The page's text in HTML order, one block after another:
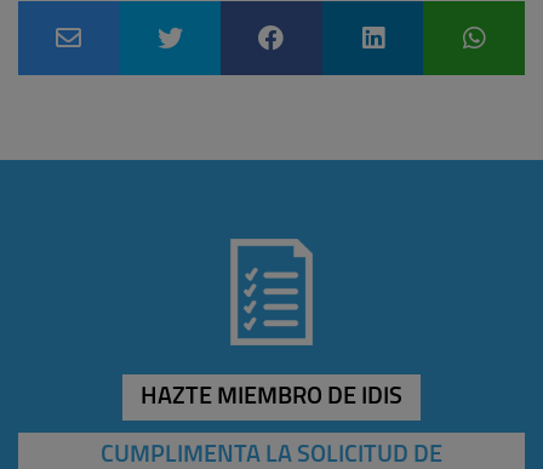
HAZTE MIEMBRO DE IDIS
CUMPLIMENTA LA SOLICITUD DE